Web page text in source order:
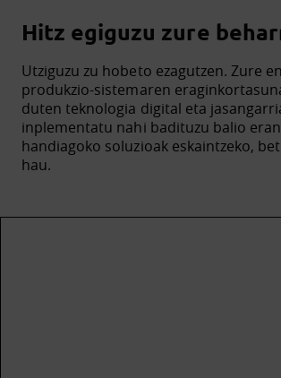
Hitz egiguzu zure
Utziguzu zu hobeto ezagutzen. Zure
produkzio-sistemaren
duten teknologia digital eta
inplementatu nahi badituzu balio
handiagoko soluzioak eskaintzeko,
hau.